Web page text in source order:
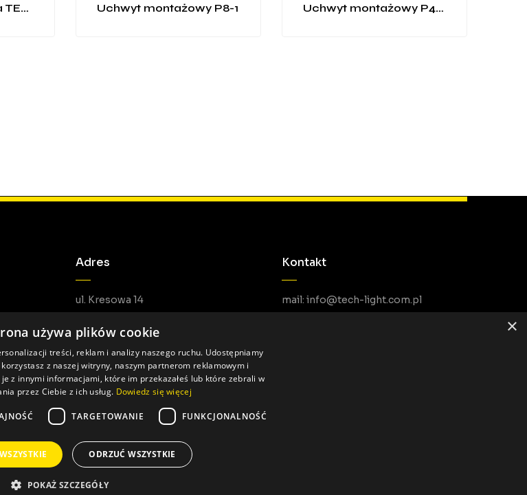
Taśma montażowa TESA (wąska) Uchwyt montażowy P8-1 Uchwyt montażowy P4-2
Adres
ul. Kresowa 14
Kontakt
mail: info@tech-light.com.pl
Realizacja: Pageart
×
używa plików cookie
treści, reklam i analizy naszego ruchu. Udostępniamy
z naszej witryny, naszym partnerom reklamowym i
z innymi informacjami, które im przekazałeś lub które zebrali w
przez Ciebie z ich usług. Dowiedz się więcej
TARGETOWANIE FUNKCJONALNOŚĆ
ODRZUĆ WSZYSTKIE
POKAŻ SZCZEGÓŁY